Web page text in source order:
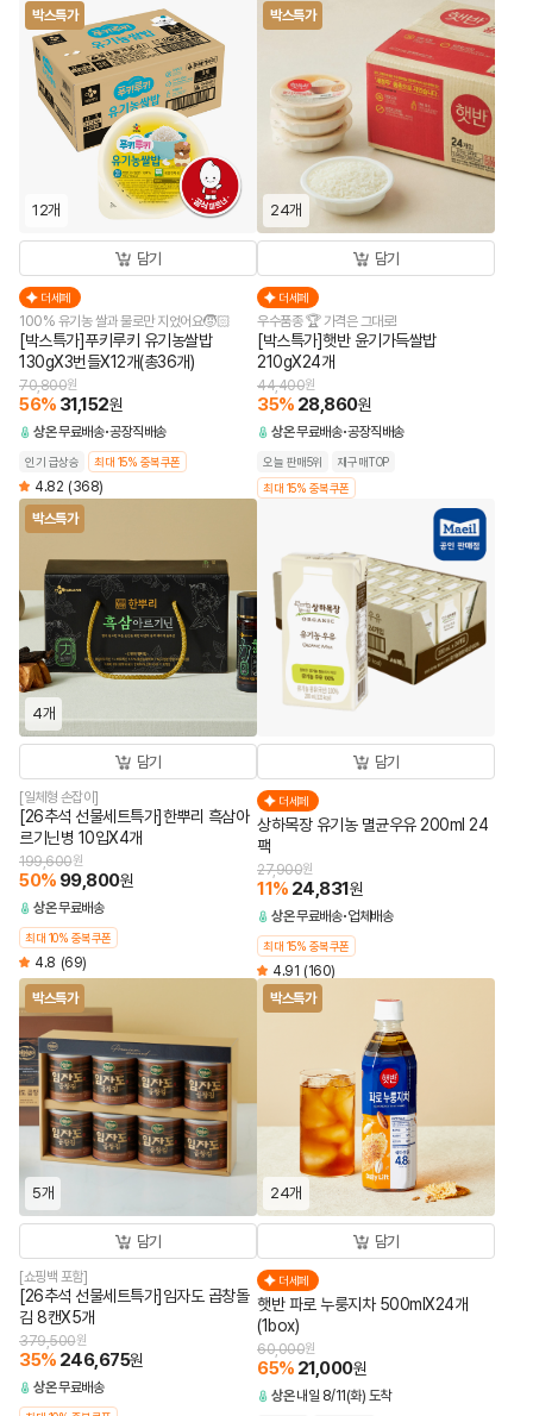
박스특가
12개
담기
더세페
100% 유기농 쌀과 물로만 지었어요🧒🏻
[박스특가]푸키루키 유기농쌀밥
130gX3번들X12개(총36개)
70,800원
56% 31,152원
상온무료배송 공장직배송
인기 급상승 최대 15% 중복쿠폰
4.82 (368)
박스특가
24개
담기
더세페
우수품종 🏆 가격은 그대로!
[박스특가]햇반 윤기가득쌀밥
210gX24개
44,400원
35% 28,860원
상온무료배송 공장직배송
오늘 판매5위
재구매TOP
최대 15% 중복쿠폰
박스특가
4개
담기
[일체형 손잡이]
[26추석 선물세트특가]한뿌리 흑삼아
르기닌병 10입X4개
199,600원
50% 99,800원
상온무료배송
최대 10% 중복쿠폰
4.8 (69)
담기
더세페
상하목장 유기농 멸균우유 200ml 24
팩
27,900원
11% 24,831원
상온무료배송 업체배송
최대 15% 중복쿠폰
4.91 (160)
박스특가
5개
담기
[쇼핑백 포함]
[26추석 선물세트특가]임자도 곱창돌
김 8캔X5개
379,500원
35% 246,675원
상온무료배송
박스특가
24개
담기
더세페
햇반 파로 누룽지차 500mlX24개
(1box)
60,000원
65% 21,000원
상온 내일 8/11(화) 도착